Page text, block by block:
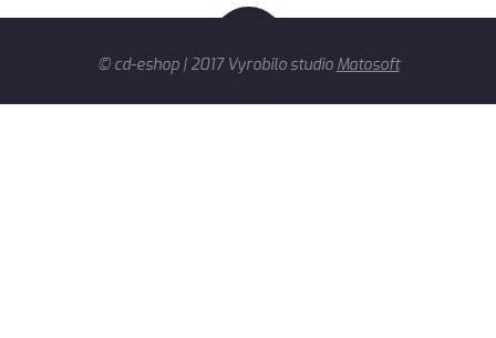
© cd-eshop | 2017 Vyrobilo studio Matosoft